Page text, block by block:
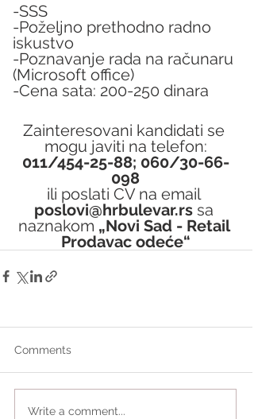
-SSS
-Poželjno prethodno radno
iskustvo
-Poznavanje rada na računaru
(Microsoft office)
-Cena sata: 200-250 dinara
Zainteresovani kandidati se
mogu javiti na telefon:
011/454-25-88; 060/30-66-
098
ili poslati CV na email
poslovi@hrbulevar.rs sa
naznakom „Novi Sad - Retail
Prodavac odeće“
Comments
Write a comment...